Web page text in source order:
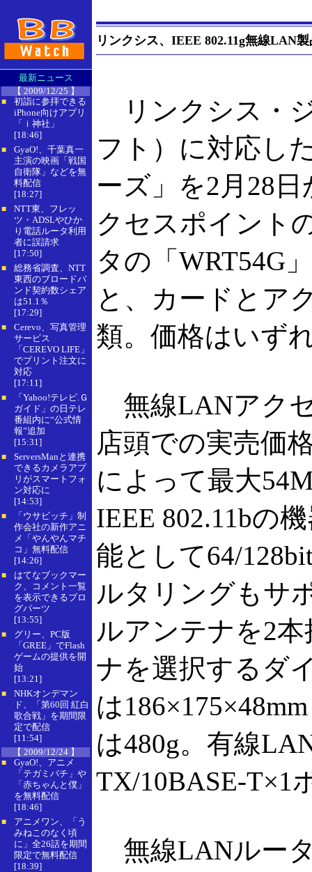
最新ニュース
【 2009/12/25 】
■
初詣に参拝できる
iPhone向けアプリ
「ｉ神社」
[18:46]
■
GyaO!、千葉真一
主演の映画「戦国
自衛隊」などを無
料配信
[18:27]
■
NTT東、フレッ
ツ・ADSLやひか
り電話ルータ利用
者に誤請求
[17:50]
■
総務省調査、NTT
東西のブロードバ
ンド契約数シェア
は51.1％
[17:29]
■
Cerevo、写真管理
サービス
「CEREVO LIFE」
でプリント注文に
対応
[17:11]
■
「Yahoo!テレビ.Ｇ
ガイド」の日テレ
番組内に“公式情
報”追加
[15:31]
■
ServersManと連携
できるカメラアプ
リがスマートフォ
ン対応に
[14:53]
■
「ウサビッチ」制
作会社の新作アニ
メ「やんやんマチ
コ」無料配信
[14:26]
■
はてなブックマー
ク、コメント一覧
を表示できるブロ
グパーツ
[13:55]
■
グリー、PC版
「GREE」でFlash
ゲームの提供を開
始
[13:21]
■
NHKオンデマン
ド、「第60回 紅白
歌合戦」を期間限
定で配信
[11:54]
【 2009/12/24 】
■
GyaO!、アニメ
「テガミバチ」や
「赤ちゃんと僕」
を無料配信
[18:46]
■
アニメワン、「う
みねこのなく頃
に」全26話を期間
限定で無料配信
[18:39]
リンクシス、IEEE 802.11g無線LAN
リンクシス・
フト）に対応し
ーズ」を2月28
クセスポイント
タの「WRT54G
と、カードとア
類。価格はいず
無線LANアク
店頭での実売価
によって最大
IEEE 802.11bの
能として64/
ルタリングもサ
ルアンテナを2
ナを選択するダ
は
は480g。有線
TX/10BASE-T×1
無線LANルータ